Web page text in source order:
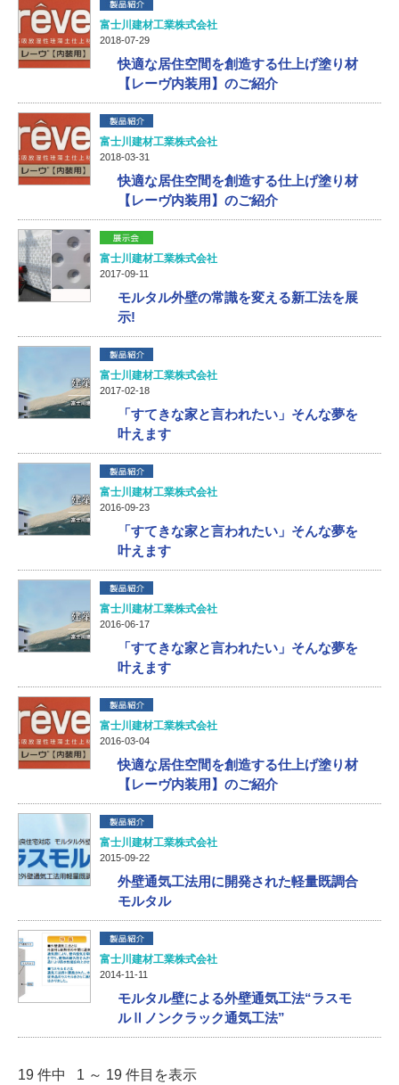
富士川建材工業株式会社
2018-07-29
快適な居住空間を創造する仕上げ塗り材
【レーヴ内装用】のご紹介
富士川建材工業株式会社
2018-03-31
快適な居住空間を創造する仕上げ塗り材
【レーヴ内装用】のご紹介
富士川建材工業株式会社
2017-09-11
モルタル外壁の常識を変える新工法を展
示!
富士川建材工業株式会社
2017-02-18
「すてきな家と言われたい」そんな夢を
叶えます
富士川建材工業株式会社
2016-09-23
「すてきな家と言われたい」そんな夢を
叶えます
富士川建材工業株式会社
2016-06-17
「すてきな家と言われたい」そんな夢を
叶えます
富士川建材工業株式会社
2016-03-04
快適な居住空間を創造する仕上げ塗り材
【レーヴ内装用】のご紹介
富士川建材工業株式会社
2015-09-22
外壁通気工法用に開発された軽量既調合
モルタル
富士川建材工業株式会社
2014-11-11
モルタル壁による外壁通気工法“ラスモ
ルⅡノンクラック通気工法”
19 件中 1 ～ 19 件目を表示